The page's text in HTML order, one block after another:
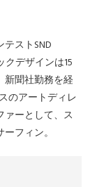
ストSND
クデザインは15
新聞社勤務を経
のアートディレ
ーとして、ス
フィン。